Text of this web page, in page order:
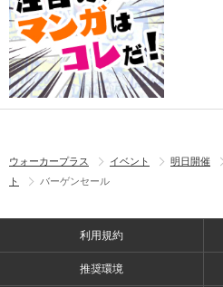
ウォーカープラス イベント 明日開催
ト
バーゲンセール
利用規約
推奨環境